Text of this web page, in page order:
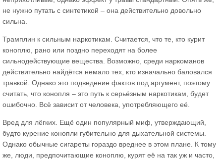
не нужно путать с синтетикой – она действительно довольно
сильна.
Трамплин к сильным наркотикам. Считается, что те, кто курит
коноплю, рано или поздно переходят на более
сильнодействующие вещества. Возможно, среди наркоманов
действительно найдётся немало тех, кто изначально баловался
травкой. Однако это подведение фактов под аргумент, поэтому
считать, что конопля – это путь к серьёзным наркотикам, будет
ошибочно. Всё зависит от человека, употребляющего её.
Вред для лёгких. Ещё один популярный миф, утверждающий,
будто курение конопли губительно для дыхательной системы.
Однако обычные сигареты гораздо вреднее в этом плане. К тому
же, люди, предпочитающие коноплю, курят её на так уж и часто,